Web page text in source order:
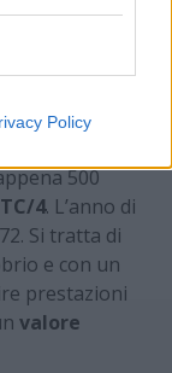
Policy
500
4. L’anno di
Si tratta di
e con un
prestazioni
valore